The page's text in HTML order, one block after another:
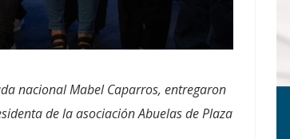
nacional Mabel Caparros, entregaron
de la asociación Abuelas de Plaza